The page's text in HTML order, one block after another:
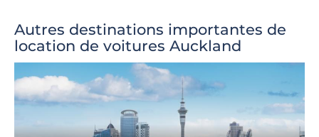
Autres destinations importantes de
location de voitures Auckland